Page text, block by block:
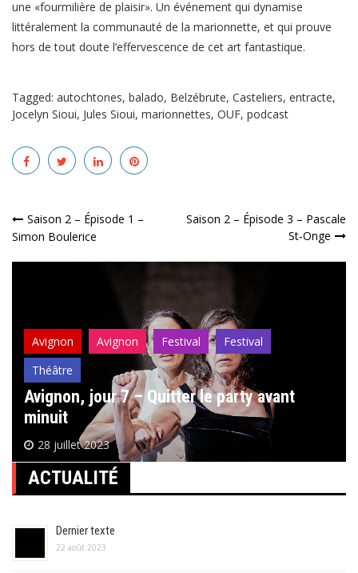
une «fourmilière de plaisir». Un événement qui dynamise
littéralement la communauté de la marionnette, et qui prouve
hors de tout doute l’effervescence de cet art fantastique.
Tagged: autochtones, balado, Belzébrute, Casteliers, entracte,
Jocelyn Sioui, Jules Sioui, marionnettes, OUF, podcast
Navigation
Saison 2 – Épisode 1 –
Simon Boulerice
Saison 2 – Épisode 3 – Pascale
St-Onge
Avignon Avignon Festival
Festival
Théâtre
Avignon, jour 7 – Quitter le party avant
minuit
28 juillet 2023
ACTUALITÉ
Dernier texte
22 août 2023